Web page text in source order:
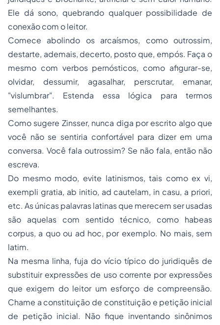
Ele dá sono, quebrando qualquer possibilidade de
conexão com o leitor.
Comece abolindo os arcaísmos, como outrossim,
destarte, ademais, decerto, posto que, empós. Faça o
mesmo com verbos pernósticos, como afigurar-se,
olvidar, dessumir, agasalhar, perscrutar, emanar,
"vislumbrar". Estenda essa lógica para termos
semelhantes.
Como sugere Zinsser, nunca diga por escrito algo que
você não se sentiria confortável para dizer em uma
conversa. Você fala outrossim? Se não fala, então não
escreva.
Do mesmo modo, evite latinismos, tais como ex vi,
exempli gratia, ab initio, ad cautelam, in casu, a priori,
etc. As únicas palavras latinas que merecem ser usadas
são aquelas com sentido técnico, como habeas
corpus, a quo ou ad hoc, por exemplo. No mais, sem
latim.
Na mesma linha, fuja do vício típico do juridiquês de
substituir expressões de uso corrente por expressões
que exigem do leitor um esforço de compreensão.
Chame a constituição de constituição e petição inicial
de petição inicial. Não fique inventando sinônimos